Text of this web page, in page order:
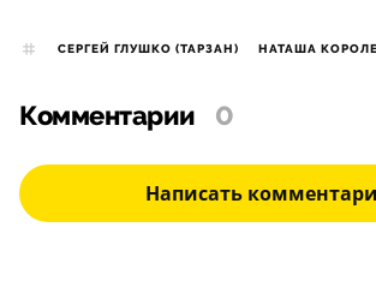
СЕРГЕЙ ГЛУШКО (ТАРЗАН) НАТАША
Комментарии 0
Написать